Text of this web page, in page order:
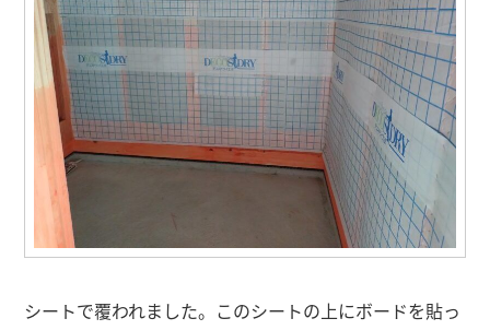
シートで覆われました。このシートの上にボードを貼っ